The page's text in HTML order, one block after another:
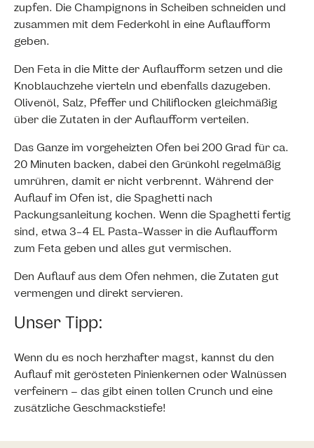
zupfen. Die Champignons in Scheiben schneiden und
zusammen mit dem Federkohl in eine Auflaufform
geben.
Den Feta in die Mitte der Auflaufform setzen und die
Knoblauchzehe vierteln und ebenfalls dazugeben.
Olivenöl, Salz, Pfeffer und Chiliflocken gleichmäßig
über die Zutaten in der Auflaufform verteilen.
Das Ganze im vorgeheizten Ofen bei 200 Grad für ca.
20 Minuten backen, dabei den Grünkohl regelmäßig
umrühren, damit er nicht verbrennt. Während der
Auflauf im Ofen ist, die Spaghetti nach
Packungsanleitung kochen. Wenn die Spaghetti fertig
sind, etwa 3-4 EL Pasta-Wasser in die Auflaufform
zum Feta geben und alles gut vermischen.
Den Auflauf aus dem Ofen nehmen, die Zutaten gut
vermengen und direkt servieren.
Unser Tipp:
Wenn du es noch herzhafter magst, kannst du den
Auflauf mit gerösteten Pinienkernen oder Walnüssen
verfeinern – das gibt einen tollen Crunch und eine
zusätzliche Geschmackstiefe!